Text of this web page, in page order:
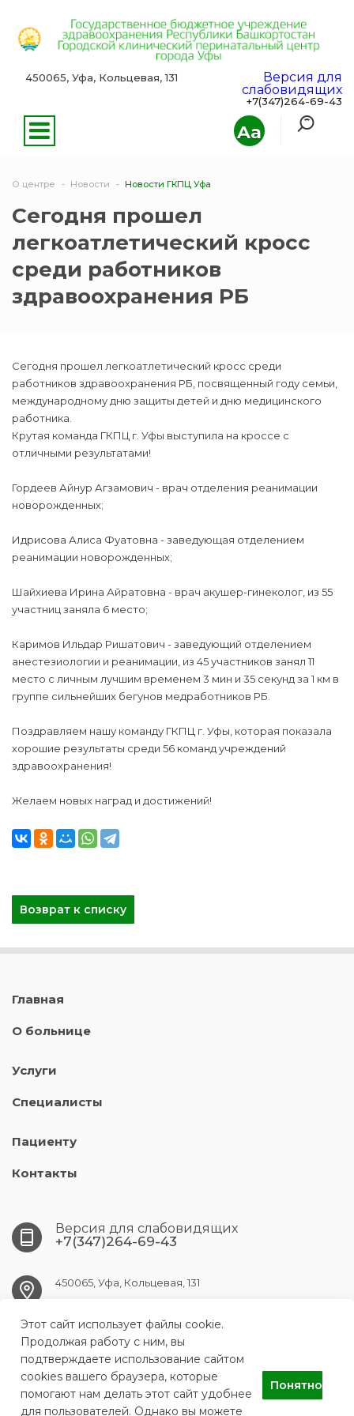
Aa
450065, Уфа, Кольцевая, 131
Версия для
слабовидящих
+7(347)264-69-43
О центре Новости Новости ГКПЦ Уфа
Сегодня прошел
легкоатлетический кросс
среди работников
здравоохранения РБ
Сегодня прошел легкоатлетический кросс среди
работников здравоохранения РБ, посвященный году семьи,
международному дню защиты детей и дню медицинского
работника.
Крутая команда ГКПЦ г. Уфы выступила на кроссе с
отличными результатами!
Гордеев Айнур Агзамович - врач отделения реанимации
новорожденных;
Идрисова Алиса Фуатовна - заведующая отделением
реанимации новорожденных;
Шайхиева Ирина Айратовна - врач акушер-гинеколог, из 55
участниц заняла 6 место;
Каримов Ильдар Ришатович - заведующий отделением
анестезиологии и реанимации, из 45 участников занял 11
место с личным лучшим временем 3 мин и 35 секунд за 1 км в
группе сильнейших бегунов медработников РБ.
Поздравляем нашу команду ГКПЦ г. Уфы, которая показала
хорошие результаты среди 56 команд учреждений
здравоохранения!
Желаем новых наград и достижений!
Возврат к списку
Главная
О больнице
Услуги
Специалисты
Пациенту
Контакты
Версия для слабовидящих
+7(347)264-69-43
450065, Уфа, Кольцевая, 131
ufa.gkpc@doctorrb.ru
ГБУЗ РБ ГКПЦ Г.УФЫ
Этот сайт использует файлы cookie.
Продолжая работу с ним, вы
подтверждаете использование сайтом
cookies вашего браузера, которые
помогают нам делать этот сайт удобнее
для пользователей. Однако вы можете
Понятно